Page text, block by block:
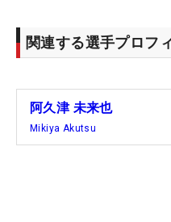
関連する選手プロフ
阿久津 未来也
Mikiya Akutsu